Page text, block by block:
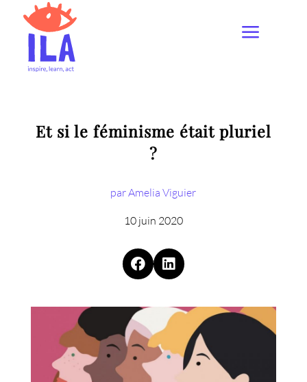
Et si le féminisme était pluriel
?
par Amelia Viguier
10 juin 2020
 